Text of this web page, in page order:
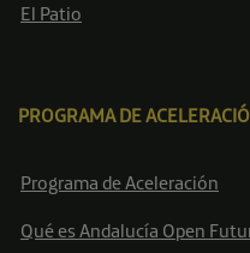
El Patio
PROGRAMA DE
Programa de Aceleración
Qué es Andalucía Open